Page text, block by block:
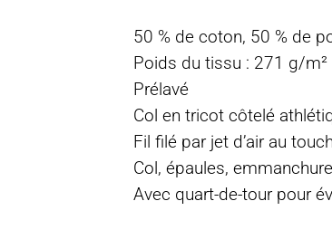
50 % de coton, 50 % de
Poids du tissu : 271 g/m²
Prélavé
Col en tricot côtelé
Fil filé par jet d’air au
Col, épaules,
Avec quart-de-tour pour